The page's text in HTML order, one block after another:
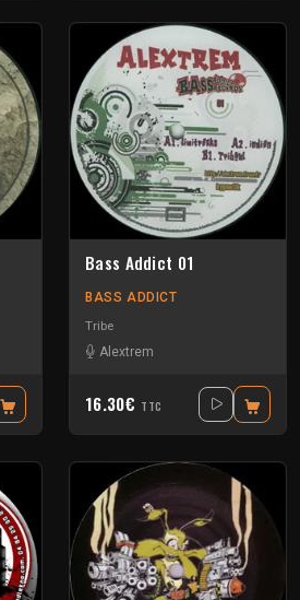
Bass Addict 01
BASS ADDICT
Tribe
Alextrem
16.30€ TTC